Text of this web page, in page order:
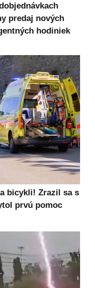
predaj nových
hodiniek
bicykli! Zrazil sa s
prvú pomoc